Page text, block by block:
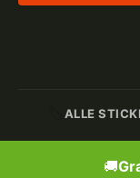
ALLE
🚚